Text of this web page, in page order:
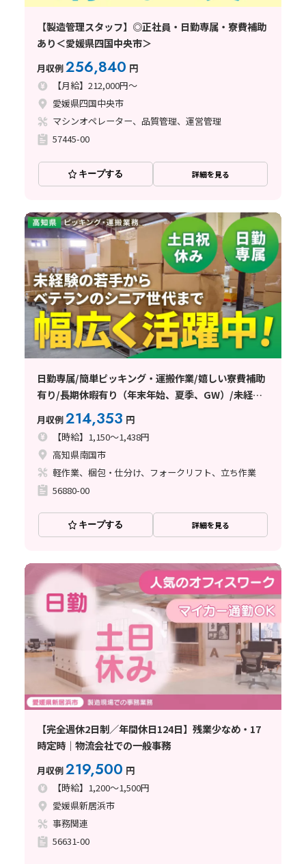
【製造管理スタッフ】◎正社員・日勤専属・寮費補助
あり＜愛媛県四国中央市＞
月収例256,840 円
【月給】212,000円～
愛媛県四国中央市
マシンオペレーター、品質管理、運営管理
57445-00
キープする 詳細を見る
日勤専属/簡単ピッキング・運搬作業/嬉しい寮費補助
有り/長期休暇有り（年末年始、夏季、GW）/未経験
の若手からベテランのシニア世代まで幅広く活躍中◎
月収例214,353 円
【時給】1,150～1,438円
高知県南国市
軽作業、梱包・仕分け、フォークリフト、立ち作業
56880-00
キープする 詳細を見る
【完全週休2日制／年間休日124日】残業少なめ・17
時定時｜物流会社での一般事務
月収例219,500 円
【時給】1,200～1,500円
愛媛県新居浜市
事務関連
56631-00